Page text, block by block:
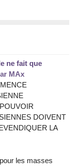
ne fait que
MAx
DOIVENT
LA
les masses